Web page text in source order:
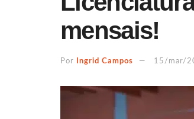
mensais!
Por Ingrid Campos 15/mar/